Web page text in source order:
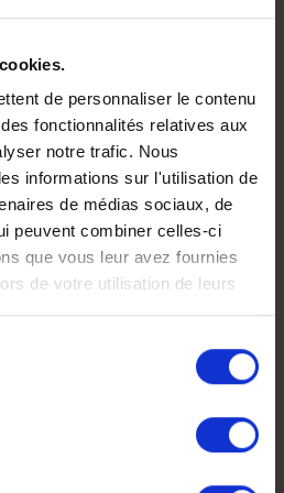
de personnaliser le contenu
fonctionnalités relatives aux
notre trafic. Nous
informations sur l'utilisation de
de médias sociaux, de
peuvent combiner celles-ci
que vous leur avez fournies
de votre utilisation de leurs
part de vos
chaque
nous
voyage à votre